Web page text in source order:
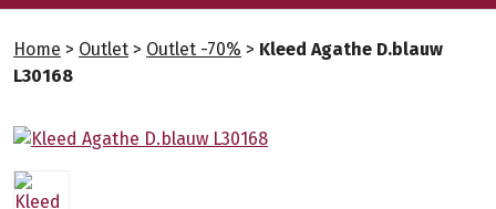
Home > Outlet > Outlet -70% > Kleed Agathe D.blauw
L30168